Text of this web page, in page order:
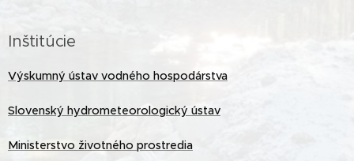
Inštitúcie
Výskumný ústav vodného hospodárstva
Slovenský hydrometeorologický ústav
Ministerstvo životného prostredia